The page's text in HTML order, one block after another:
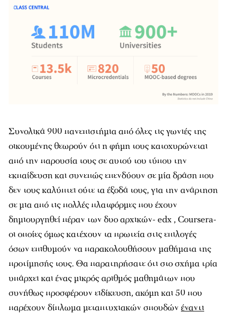
Συνολικά 900 πανεπιστήμια από όλες τις γωνιές της
οικουμένης θεωρούν ότι η φήμη τους κατοχυρώνεται
από την παρουσία τους σε αυτού του τύπου την
εκπαίδευση και συνεπώς επενδύουν σε μία δράση που
δεν τους καλύπτει ούτε τα έξοδά τους, για την ανάρτηση
σε μια από τις πολλές πλατφόρμες που έχουν
δημιουργηθεί πέραν των δυο αρχικών- edx , Coursera-
οι οποίες όμως κατέχουν τα πρωτεία στις επιλογές
όσων επιθυμούν να παρακολουθήσουν μαθήματα της
προτίμησής τους. Θα παρατηρήσατε ότι στο σχήμα τρία
υπάρχει και ένας μικρός αριθμός μαθημάτων που
συνήθως προσφέρουν ειδίκευση, ακόμη και 50 που
παρέχουν δίπλωμα μεταπτυχιακών σπουδών έναντι